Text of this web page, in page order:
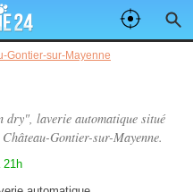
Gontier-sur-Mayenne
dry", laverie automatique situé
Gontier-sur-Mayenne.
21h